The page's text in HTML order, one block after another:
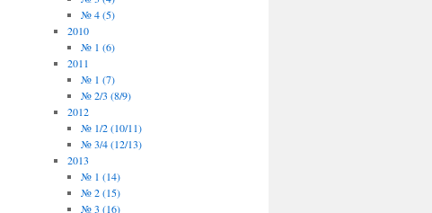
№ 4 (5)
2010
№ 1 (6)
2011
№ 1 (7)
№ 2/3 (8/9)
2012
№ 1/2 (10/11)
№ 3/4 (12/13)
2013
№ 1 (14)
№ 2 (15)
№ 3 (16)